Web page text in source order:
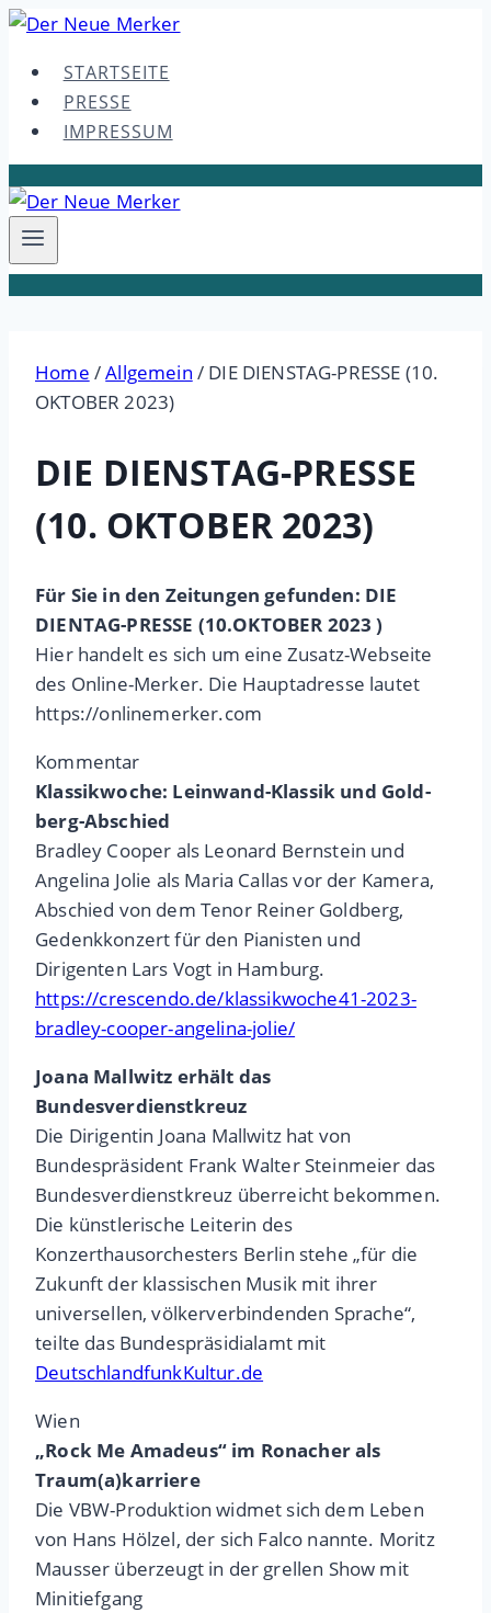
Skip
contentSTARTSEITE
PRESSE
IMPRESSUM
Home /Allgemein / DIE DIENSTAG-PRESSE (10.
OKTOBER 2023)
DIE DIENSTAG-PRESSE
(10. OKTOBER 2023)
Für Sie in den Zeitungen gefunden: DIE
DIENTAG-PRESSE (10.OKTOBER 2023 )
Hier handelt es sich um eine Zusatz-Webseite
des Online-Merker. Die Hauptadresse lautet
https://onlinemerker.com
Kommentar
Klassikwoche: Lein­wand-Klassik und Gold­
berg-Abschied
Bradley Cooper als Leonard Bernstein und
Angelina Jolie als Maria Callas vor der Kamera,
Abschied von dem Tenor Reiner Goldberg,
Gedenkkonzert für den Pianisten und
Dirigenten Lars Vogt in Hamburg.
https://crescendo.de/klassikwoche41-2023-
bradley-cooper-angelina-jolie/
Joana Mallwitz erhält das
Bundesverdienstkreuz
Die Dirigentin Joana Mallwitz hat von
Bundespräsident Frank Walter Steinmeier das
Bundesverdienstkreuz überreicht bekommen.
Die künstlerische Leiterin des
Konzerthausorchesters Berlin stehe „für die
Zukunft der klassischen Musik mit ihrer
universellen, völkerverbindenden Sprache“,
teilte das Bundespräsidialamt mit
DeutschlandfunkKultur.de
Wien
„Rock Me Amadeus“ im Ronacher als
Traum(a)karriere
Die VBW-Produktion widmet sich dem Leben
von Hans Hölzel, der sich Falco nannte. Moritz
Mausser überzeugt in der grellen Show mit
Minitiefgang